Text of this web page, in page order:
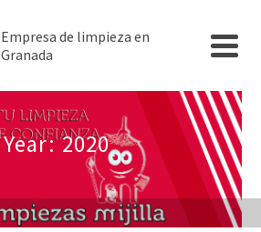
Empresa de limpieza en
Granada
Year: 2020